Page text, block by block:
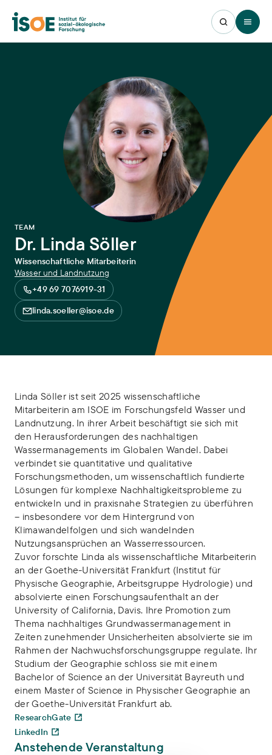
Open
TEAM
:
Dr. Linda Söller
Wissenschaftliche Mitarbeiterin
Wasser und Landnutzung
+49 69 7076919-31
linda.soeller@isoe.de
Linda Söller ist seit 2025 wissenschaftliche
Mitarbeiterin am ISOE im Forschungsfeld Wasser und
Landnutzung. In ihrer Arbeit beschäftigt sie sich mit
den Herausforderungen des nachhaltigen
Wassermanagements im Globalen Wandel. Dabei
verbindet sie quantitative und qualitative
Forschungsmethoden, um wissenschaftlich fundierte
Lösungen für komplexe Nachhaltigkeitsprobleme zu
entwickeln und in praxisnahe Strategien zu überführen
– insbesondere vor dem Hintergrund von
Klimawandelfolgen und sich wandelnden
Nutzungsansprüchen an Wasserressourcen.
Zuvor forschte Linda als wissenschaftliche Mitarbeiterin
an der Goethe-Universität Frankfurt (Institut für
Physische Geographie, Arbeitsgruppe Hydrologie) und
absolvierte einen Forschungsaufenthalt an der
University of California, Davis. Ihre Promotion zum
Thema nachhaltiges Grundwassermanagement in
Zeiten zunehmender Unsicherheiten absolvierte sie im
Rahmen der Nachwuchsforschungsgruppe regulate. Ihr
Studium der Geographie schloss sie mit einem
Bachelor of Science an der Universität Bayreuth und
einem Master of Science in Physischer Geographie an
der Goethe-Universität Frankfurt ab.
ResearchGate
LinkedIn
Anstehende Veranstaltung